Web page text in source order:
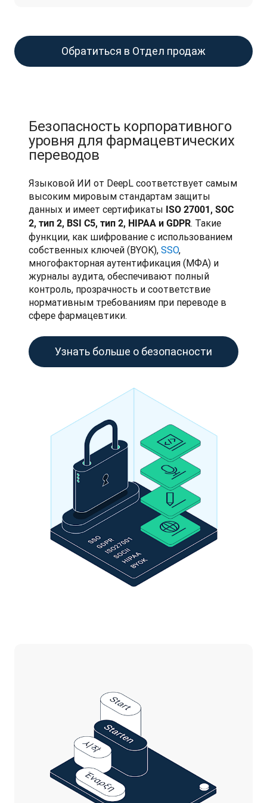
Обратиться в Отдел продаж
Безопасность корпоративного
уровня для фармацевтических
переводов
Языковой ИИ от DeepL соответствует самым
высоким мировым стандартам защиты
данных и имеет сертификаты ISO 27001, SOC
2, тип 2, BSI C5, тип 2, HIPAA и GDPR. Такие
функции, как шифрование с использованием
собственных ключей (BYOK), SSO,
многофакторная аутентификация (МФА) и
журналы аудита, обеспечивают полный
контроль, прозрачность и соответствие
нормативным требованиям при переводе в
сфере фармацевтики.
Узнать больше о безопасности